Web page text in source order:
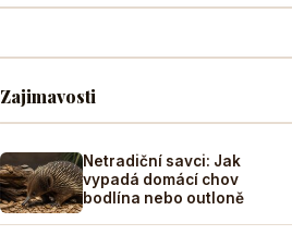
Zajimavosti
Netradiční savci: Jak
vypadá domácí chov
bodlína nebo outloně